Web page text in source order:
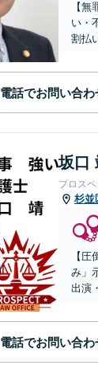
【
い・
割払
電話でお問い合わ
坂口
プロス
杉並
【
み」
出演
電話でお問い合わ